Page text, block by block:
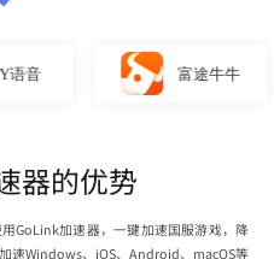
富途牛牛
器的优势
GoLink加速器，一键加速国服游戏，降
速Windows、iOS、Android、macOS等